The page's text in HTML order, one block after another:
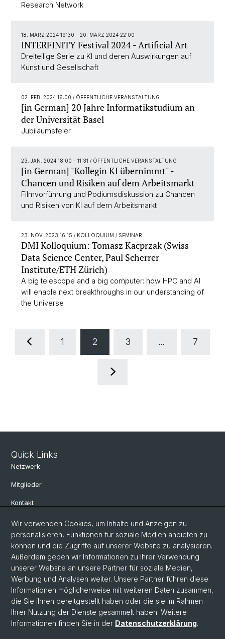
Research Network
18. MÄRZ 2024 19:30 – 20. MÄRZ 2024 22:00
INTERFINITY Festival 2024 - Artificial Art
Dreiteilige Serie zu KI und deren Auswirkungen auf
Kunst und Gesellschaft
02. FEB. 2024 16:00 / ÖFFENTLICHE VERANSTALTUNG
[in German] 20 Jahre Informatikstudium an
der Universität Basel
Jubiläumsfeier
23. JAN. 2024 18:00 - 11:31 / ÖFFENTLICHE VERANSTALTUNG
[in German] "Kollegin KI übernimmt" -
Chancen und Risiken auf dem Arbeitsmarkt
Filmvorführung und Podiumsdiskussion zu Chancen
und Risiken von KI auf dem Arbeitsmarkt
23. NOV. 2023 16:15 / KOLLOQUIUM / SEMINAR
DMI Kolloquium: Tomasz Kacprzak (Swiss
Data Science Center, Paul Scherrer
Institute/ETH Zürich)
A big telescope and a big computer: how HPC and AI
will enable next breakthroughs in our understanding of
the Universe
1 2 3 ... 7
Quick Links
Netzwerk
Mitglieder
Kontakt
Social Media
Bluesky
Linkedin
Instagram
Wir verwenden Cookies, um Inhalte und Anzeigen zu
personalisieren, Funktionen für soziale Medien anbieten zu
können und die Zugriffe auf unserer Website zu analysieren.
Außerdem geben wir Informationen zu Ihrer Verwendung
unserer Website an unsere Partner für soziale Medien,
Werbung und Analysen weiter. Unsere Partner führen diese
Informationen möglicherweise mit weiteren Daten zusammen,
die Sie ihnen bereitgestellt haben oder die sie im Rahmen
Ihrer Nutzung der Dienste gesammelt haben. Weitere
Informationen finden Sie in der Datenschutzerklärung.